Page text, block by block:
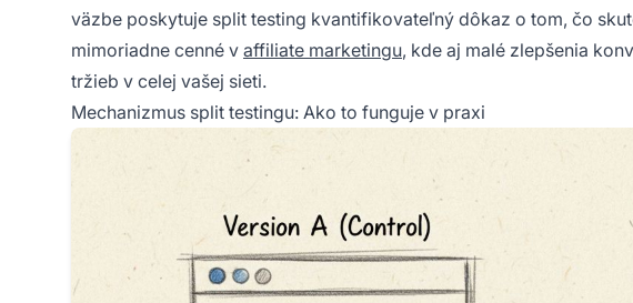
väzbe poskytuje split testing kvantifikovateľný dôkaz o tom, čo
mimoriadne cenné v affiliate marketingu, kde aj malé zlepšenia
tržieb v celej vašej sieti.
Mechanizmus split testingu: Ako to funguje v praxi